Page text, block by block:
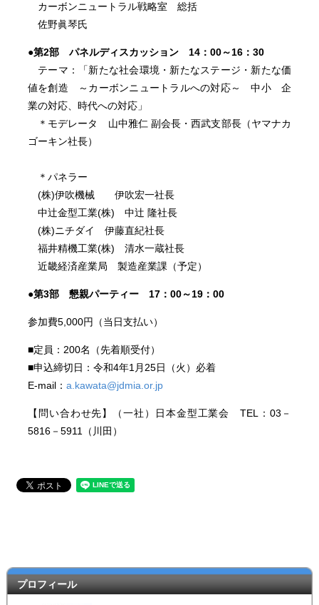
カーボンニュートラル戦略室 総括
佐野眞琴氏
●第2部 パネルディスカッション 14：00～16：30
テーマ：「新たな社会環境・新たなステージ・新たな価
値を創造 ～カーボンニュートラルへの対応～ 中小 企
業の対応、時代への対応」
＊モデレータ 山中雅仁 副会長・西武支部長（ヤマナカ
ゴーキン社長）
＊パネラー
(株)伊吹機械 伊吹宏一社長
中辻金型工業(株) 中辻 隆社長
(株)ニチダイ 伊藤直紀社長
福井精機工業(株) 清水一蔵社長
近畿経済産業局 製造産業課（予定）
●第3部 懇親パーティー 17：00～19：00
参加費5,000円（当日支払い）
■定員：200名（先着順受付）
■申込締切日：令和4年1月25日（火）必着
E-mail： a.kawata@jdmia.or.jp
【問い合わせ先】（一社）日本金型工業会 TEL：03－
5816－5911（川田）
プロフィール